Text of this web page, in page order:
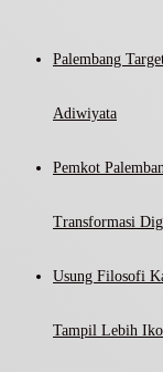
Palembang
Adiwiyata
Pemkot
Transformasi
Usung Filosofi
Tampil Lebih